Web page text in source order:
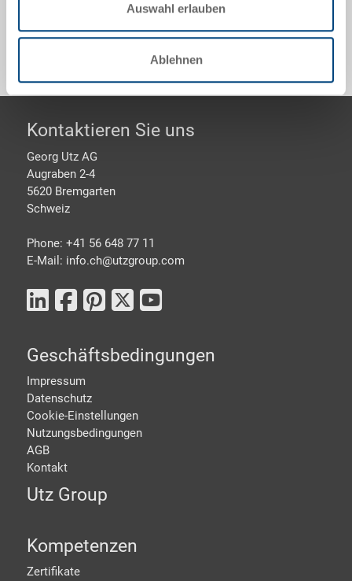
Auswahl erlauben
Ablehnen
Sonderanfertigungen - Unser Spezialgebiet
Footer
Kontaktieren Sie uns
Georg Utz AG
Augraben 2-4
5620 Bremgarten
Schweiz
Phone: +41 56 648 77 11
E-Mail: info.ch@utzgroup.com
Geschäftsbedingungen
Impressum
Datenschutz
Cookie-Einstellungen
Nutzungsbedingungen
AGB
Kontakt
Utz Group
Kompetenzen
Zertifikate